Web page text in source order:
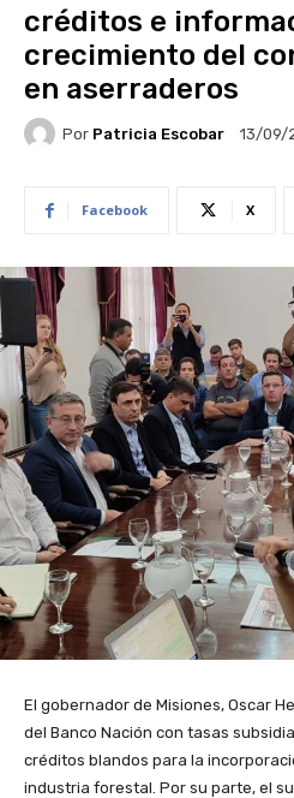
créditos e
crecimiento del
en aserraderos
Por Patricia Escobar 13/09/
Facebook X
El gobernador de Misiones, Oscar
del Banco Nación con tasas
créditos blandos para la
industria forestal. Por su parte, el